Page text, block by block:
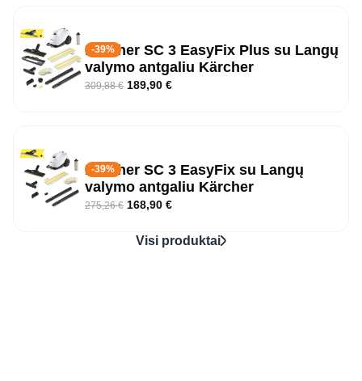
-39%
Kärcher SC 3 EasyFix Plus su Langų
valymo antgaliu Kärcher
309,88€ 189,90 €
-39%
Kärcher SC 3 EasyFix su Langų
valymo antgaliu Kärcher
275,26€ 168,90 €
Visi produktai